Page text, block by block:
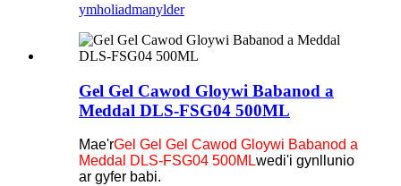
ymholiadmanylder
Gel Gel Cawod Gloywi Babanod a
Meddal DLS-FSG04 500ML
Mae'rGel Gel Gel Cawod Gloywi Babanod a
Meddal DLS-FSG04 500MLwedi'i gynllunio
ar gyfer babi.